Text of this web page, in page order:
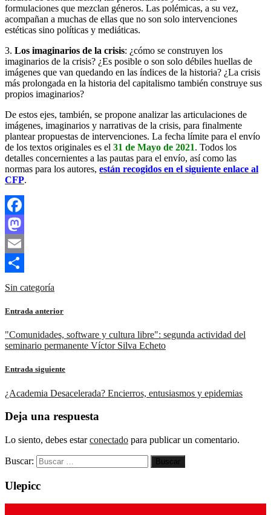
formulaciones que mezclan géneros. Las polémicas, a su vez,
acompañan a muchas de ellas que no son solo intervenciones
estéticas sino políticas y mediáticas.
3. Los imaginarios de la crisis: ¿cómo se construyen los
imaginarios de la crisis? ¿Es posible o son solo débiles huellas de
imágenes que van quedando en las índices de la historia? ¿La crisis
más prolongada en la historia del capitalismo también construye sus
propios imaginarios?
De estos ejes, también, se propone analizar las articulaciones de
imágenes, imaginarios y narrativas de la crisis, para finalmente
plantear propuestas de intervenciones. La fecha límite para el envío
de los textos originales es el 31 de Mayo de 2021. Todos los
detalles concernientes a las pautas para el envío, así como las
normas para los autores, están recogidos en el siguiente enlace al
CFP.
Facebook
Mastodon
Email
Compartir
Sin categoría
Entrada anterior
"Comunidades, software y cultura libre": segunda actividad del
seminario permanente Víctor Silva Echeto
Entrada siguiente
¿Academia Desacelerada? Encierros, entusiasmos y epidemias
Deja una respuesta
Lo siento, debes estarconectado para publicar un comentario.
Buscar:
Ulepicc